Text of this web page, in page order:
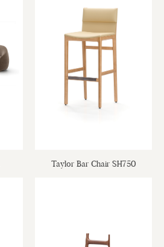
Taylor Bar Chair SH750